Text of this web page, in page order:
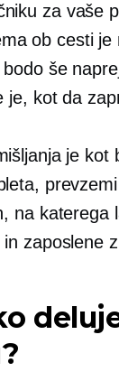
za vaše
ob cesti
še
je, kot da
je kot
prevzemi
na
zaposlene